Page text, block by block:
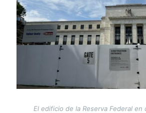
El edificio de la Reserva Federal